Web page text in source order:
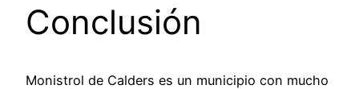
Conclusión
Monistrol de Calders es un municipio con mucho